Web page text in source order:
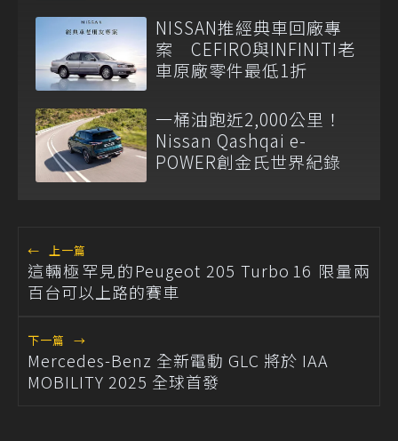
NISSAN推經典車回廠專
案 CEFIRO與INFINITI老
車原廠零件最低1折
一桶油跑近2,000公里！
Nissan Qashqai e-
POWER創金氏世界紀錄
← 上一篇
這輛極罕見的Peugeot 205 Turbo 16 限量兩
百台可以上路的賽車
下一篇 →
Mercedes-Benz 全新電動 GLC 將於 IAA
MOBILITY 2025 全球首發